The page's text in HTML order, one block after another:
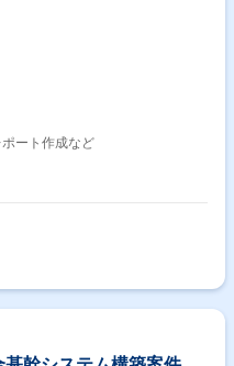
ート作成など